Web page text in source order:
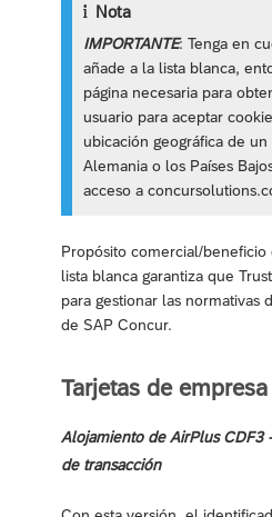
Nota
IMPORTANTE: Tenga en
añade a la lista blanca,
página necesaria para
usuario para aceptar
ubicación geográfica de un
Alemania o los Países
acceso a
Propósito comercial/
lista blanca garantiza que
para gestionar las normativas
de SAP Concur.
Tarjetas de empresa
Alojamiento de AirPlus CDF3
de transacción